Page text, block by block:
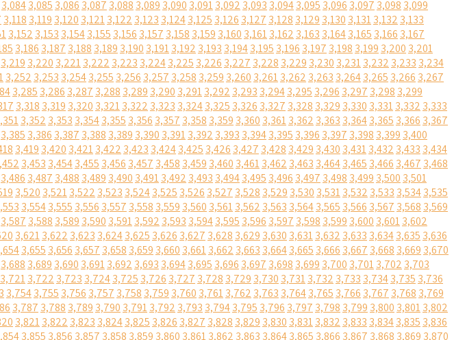
3,0843,085 3,086 3,087 3,088 3,089 3,090 3,0913,092 3,093 3,0943,095 3,096 3,097 3,098 3,099
3,118 3,119 3,120 3,1213,122 3,123 3,1243,125 3,126 3,127 3,128 3,129 3,130 3,1313,132 3,133
3,152 3,153 3,1543,155 3,156 3,157 3,158 3,159 3,160 3,1613,162 3,163 3,1643,165 3,166 3,167
3,186 3,187 3,188 3,189 3,190 3,1913,192 3,193 3,1943,195 3,196 3,197 3,198 3,199 3,200 3,201
3,219 3,220 3,2213,222 3,223 3,2243,225 3,226 3,227 3,228 3,229 3,230 3,2313,232 3,233 3,234
3,252 3,253 3,2543,255 3,256 3,257 3,258 3,259 3,260 3,2613,262 3,263 3,2643,265 3,266 3,267
3,285 3,286 3,287 3,288 3,289 3,290 3,2913,292 3,293 3,2943,295 3,296 3,297 3,298 3,299
3,318 3,319 3,320 3,3213,322 3,323 3,3243,325 3,326 3,327 3,328 3,329 3,330 3,3313,332 3,333
3,352 3,353 3,3543,355 3,356 3,357 3,358 3,359 3,360 3,3613,362 3,363 3,3643,365 3,366 3,367
3,385 3,386 3,387 3,388 3,389 3,390 3,3913,392 3,393 3,3943,395 3,396 3,397 3,398 3,399 3,400
3,419 3,420 3,4213,422 3,423 3,4243,425 3,426 3,427 3,428 3,429 3,430 3,4313,432 3,433 3,434
3,453 3,4543,455 3,456 3,457 3,458 3,459 3,460 3,4613,462 3,463 3,4643,465 3,466 3,467 3,468
3,486 3,487 3,488 3,489 3,490 3,4913,492 3,493 3,4943,495 3,496 3,497 3,498 3,499 3,500 3,501
3,520 3,5213,522 3,523 3,5243,525 3,526 3,527 3,528 3,529 3,530 3,5313,532 3,533 3,5343,535
3,5543,555 3,556 3,557 3,558 3,559 3,560 3,5613,562 3,563 3,5643,565 3,566 3,567 3,568 3,569
3,587 3,588 3,589 3,590 3,5913,592 3,593 3,5943,595 3,596 3,597 3,598 3,599 3,600 3,6013,602
3,6213,622 3,623 3,6243,625 3,626 3,627 3,628 3,629 3,630 3,6313,632 3,633 3,6343,635 3,636
3,655 3,656 3,657 3,658 3,659 3,660 3,6613,662 3,663 3,6643,665 3,666 3,667 3,668 3,669 3,670
3,688 3,689 3,690 3,6913,692 3,693 3,6943,695 3,696 3,697 3,698 3,699 3,700 3,7013,702 3,703
3,7213,722 3,723 3,7243,725 3,726 3,727 3,728 3,729 3,730 3,7313,732 3,733 3,7343,735 3,736
3,7543,755 3,756 3,757 3,758 3,759 3,760 3,7613,762 3,763 3,7643,765 3,766 3,767 3,768 3,769
3,787 3,788 3,789 3,790 3,7913,792 3,793 3,7943,795 3,796 3,797 3,798 3,799 3,800 3,8013,802
3,8213,822 3,823 3,8243,825 3,826 3,827 3,828 3,829 3,830 3,8313,832 3,833 3,8343,835 3,836
3,855 3,856 3,857 3,858 3,859 3,860 3,8613,862 3,863 3,8643,865 3,866 3,867 3,868 3,869 3,870